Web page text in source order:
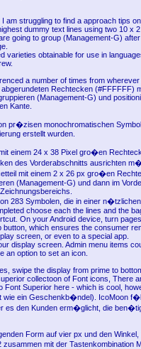
am struggling to find a approach tips
dummy text lines using two 10
going to group (Management-G)
varieties obtainable for use in
a number of times from
Rechtecken (#FFFFFF)
(Management-G) und
Kante.
pr�zisen monochromatischen
erstellt wurden.
einem 24 x 38 Pixel gro�en
des Vorderabschnitts ausrichten
mit einem 2 x 26 px gro�en
(Management-G) und dann im
283 Symbolen, die in einer
choose each the lines and the
On your Android device, turn
which ensures the consumer
screen, or even to a special app.
display screen. Admin menu items
an option to set an icon.
swipe the display from prime to
collectoon of Font icons, There
Font Superior here - which is cool,
wie ein Geschenkb�ndel). IcoMoon
es den Kunden erm�glicht, die
Form auf vier px und den
zusammen mit der Tastenkombination